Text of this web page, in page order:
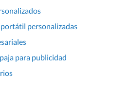
personalizadas
para publicidad